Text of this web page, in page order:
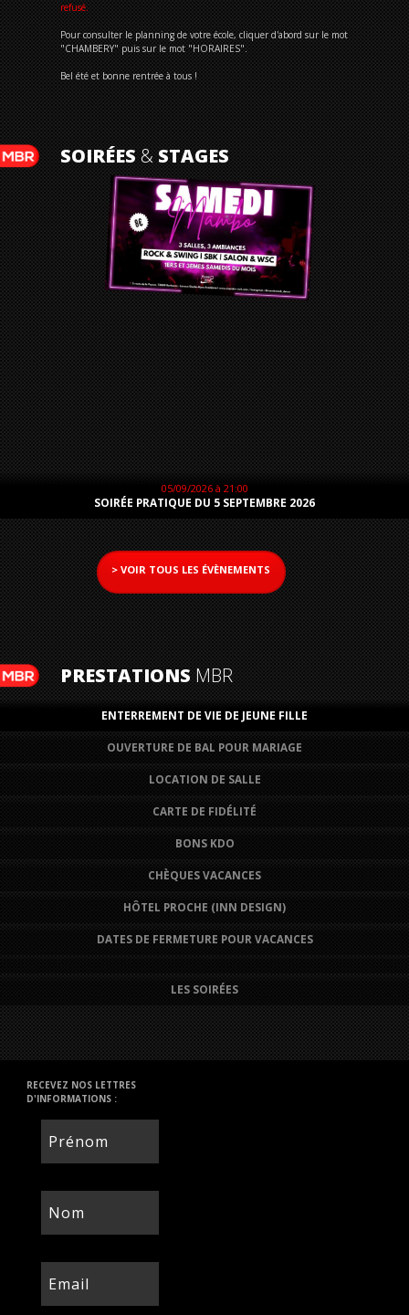
refusé.
Pour consulter le planning de votre école, cliquer d'abord sur le mot
"CHAMBERY" puis sur le mot "HORAIRES".
Bel été et bonne rentrée à tous !
SOIRÉES & STAGES
05/09/2026 à 21:00
SOIRÉE PRATIQUE DU 5 SEPTEMBRE 2026
> VOIR TOUS LES ÉVÈNEMENTS
PRESTATIONS MBR
ENTERREMENT DE VIE DE JEUNE FILLE
OUVERTURE DE BAL POUR MARIAGE
LOCATION DE SALLE
CARTE DE FIDÉLITÉ
BONS KDO
CHÈQUES VACANCES
HÔTEL PROCHE (INN DESIGN)
DATES DE FERMETURE POUR VACANCES
LES SOIRÉES
RECEVEZ NOS LETTRES
D'INFORMATIONS :